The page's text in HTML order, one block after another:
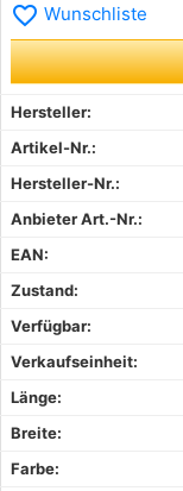
favorite_border Wunschliste
Hersteller:
Artikel-Nr.:
Hersteller-Nr.:
Anbieter Art.-Nr.:
EAN:
Zustand:
Verfügbar:
Verkaufseinheit:
Länge:
Breite:
Farbe: